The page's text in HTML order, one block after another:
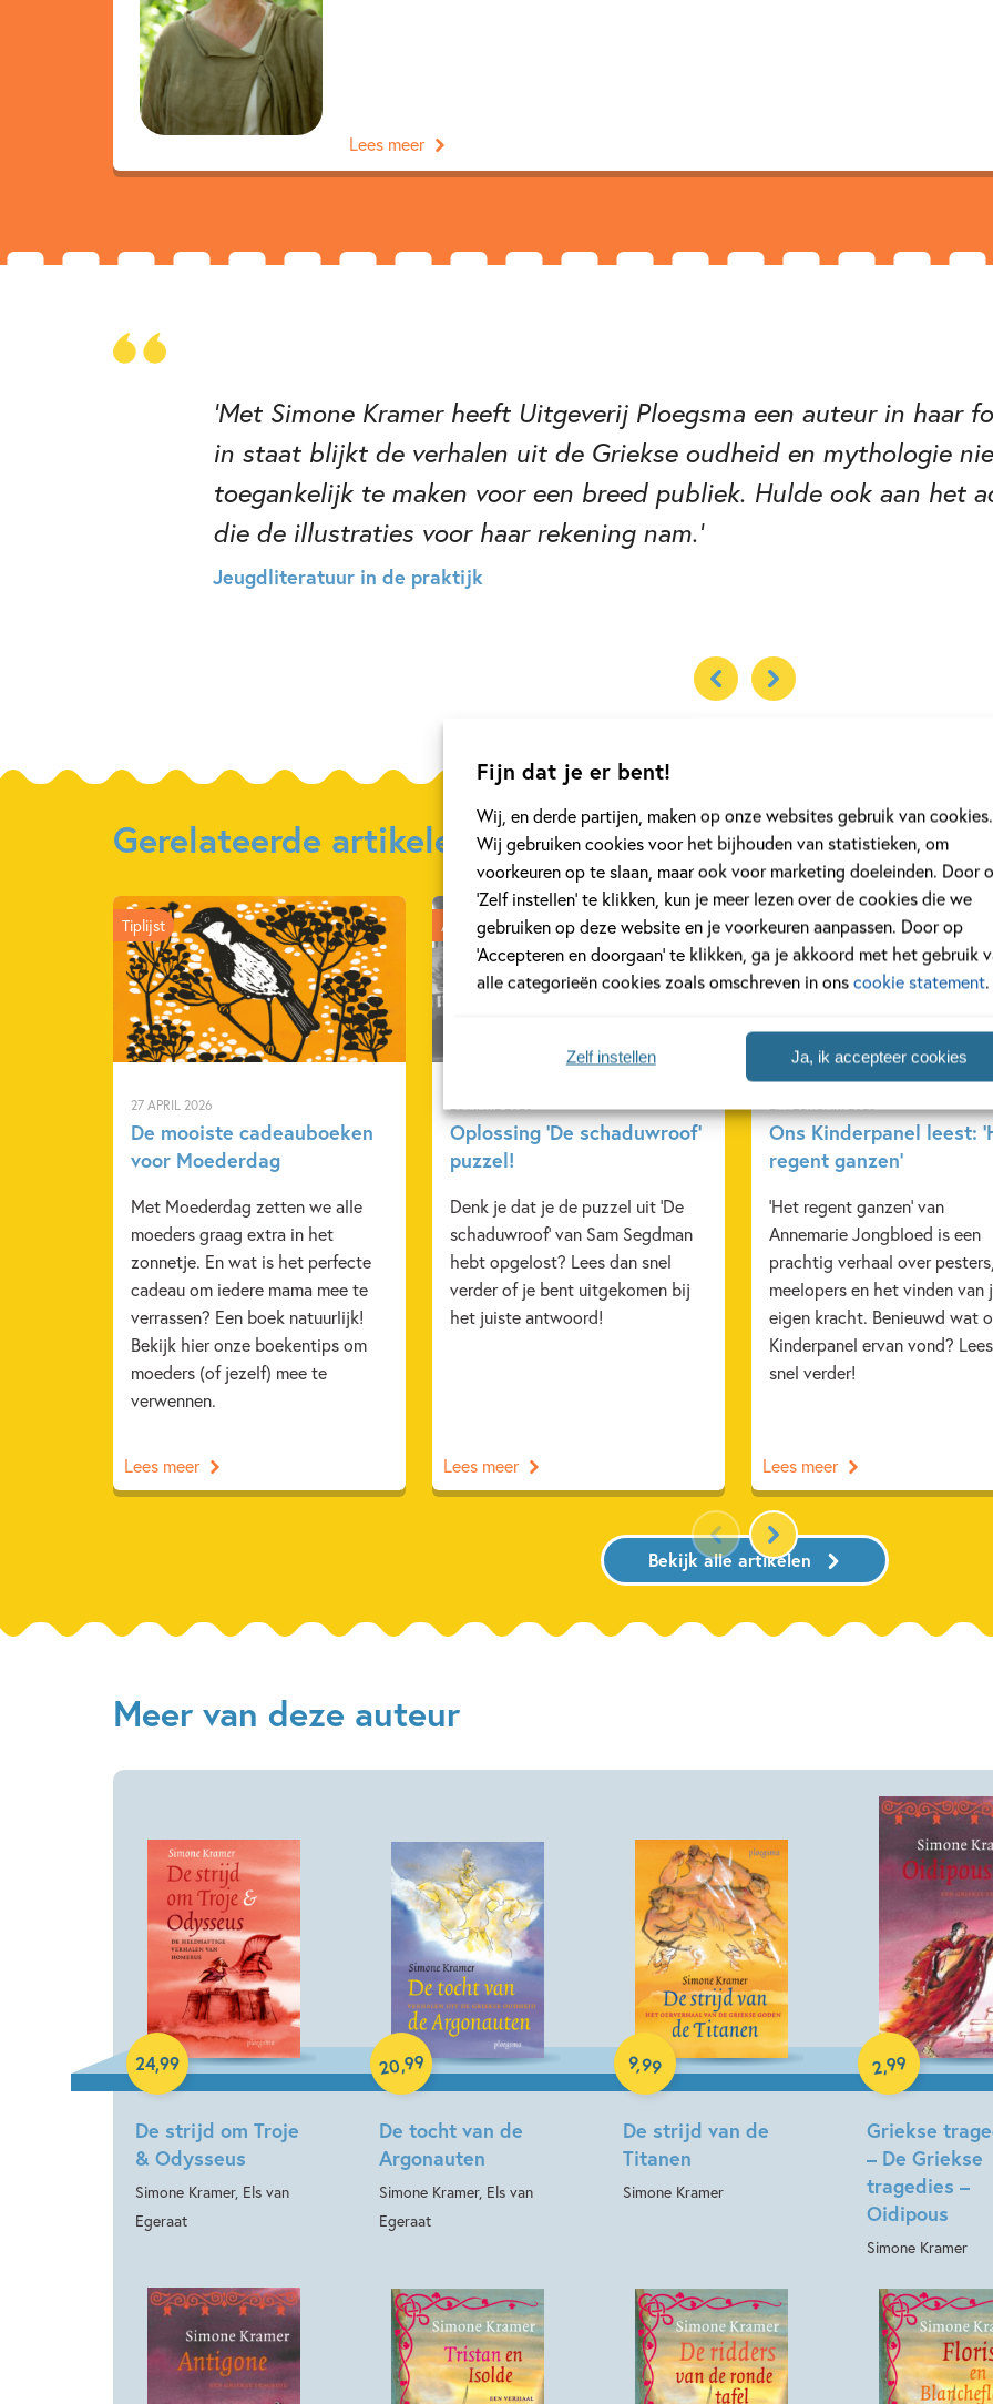
Fijn dat je er bent!
Wij, en derde partijen, maken op onze websites gebruik van cookies.
Wij gebruiken cookies voor het bijhouden van statistieken, om
voorkeuren op te slaan, maar ook voor marketing doeleinden. Door
‘Zelf instellen’ te klikken, kun je meer lezen over de cookies die we
gebruiken op deze website en je voorkeuren aanpassen. Door op
‘Accepteren en doorgaan’ te klikken, ga je akkoord met het gebruik
alle categorieën cookies zoals omschreven in onscookie statement.
Ja, ik accepteer cookies
Zelf instellen
Lees meer
'Met Simone Kramer heeft Uitgeverij Ploegsma een auteur in haar
in staat blijkt de verhalen uit de Griekse oudheid en mythologie
toegankelijk te maken voor een breed publiek. Hulde ook aan het
die de illustraties voor haar rekening nam.'
Jeugdliteratuur in de praktijk
Gerelateerde artikelen
27 APRIL 2026
De mooiste cadeauboeken
voor Moederdag
Met Moederdag zetten we alle
moeders graag extra in het
zonnetje. En wat is het perfecte
cadeau om iedere mama mee te
verrassen? Een boek natuurlijk!
Bekijk hier onze boekentips om
moeders (of jezelf) mee te
verwennen.
Tiplijst
Lees meer
Oplossing ‘De schaduwroof’
puzzel!
Denk je dat je de puzzel uit 'De
schaduwroof' van Sam Segdman
hebt opgelost? Lees dan snel
verder of je bent uitgekomen bij
het juiste antwoord!
Achtergrond
Lees meer
Ons Kinderpanel leest:
regent ganzen’
'Het regent ganzen' van
Annemarie Jongbloed is een
prachtig verhaal over pesters,
meelopers en het vinden van
eigen kracht. Benieuwd wat
Kinderpanel ervan vond? Lees
snel verder!
Kinderpanel
Lees meer
Bekijk alle artikelen
Meer van deze auteur
De strijd om Troje
& Odysseus
Simone Kramer, Els van
Egeraat
24,99
Paperback
De tocht van de
Argonauten
Simone Kramer, Els van
Egeraat
20,99
Paperback
De strijd van de
Titanen
Simone Kramer
9,99
E-book
Griekse
– De Griekse
tragedies –
Oidipous
Simone Kramer
2,99
E-book